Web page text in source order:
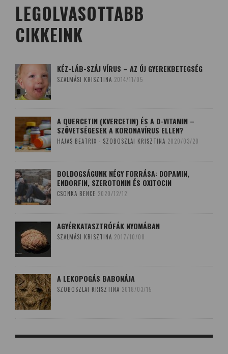
LEGOLVASOTTABB
CIKKEINK
KÉZ-LÁB-SZÁJ VÍRUS – AZ ÚJ GYEREKBETEGSÉG
SZALMÁSI KRISZTINA 2014/11/05
A QUERCETIN (KVERCETIN) ÉS A D-VITAMIN –
SZÖVETSÉGESEK A KORONAVÍRUS ELLEN?
HAJAS BEATRIX - SZOBOSZLAI KRISZTINA 2020/03/20
BOLDOGSÁGUNK NÉGY FORRÁSA: DOPAMIN,
ENDORFIN, SZEROTONIN ÉS OXITOCIN
CSONKA BENCE 2020/12/12
AGYÉRKATASZTRÓFÁK NYOMÁBAN
SZALMÁSI KRISZTINA 2017/10/08
A LEKOPOGÁS BABONÁJA
SZOBOSZLAI KRISZTINA 2018/03/15